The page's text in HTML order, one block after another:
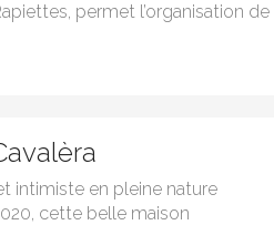
permet l’organisation de
intimiste en pleine nature
cette belle maison